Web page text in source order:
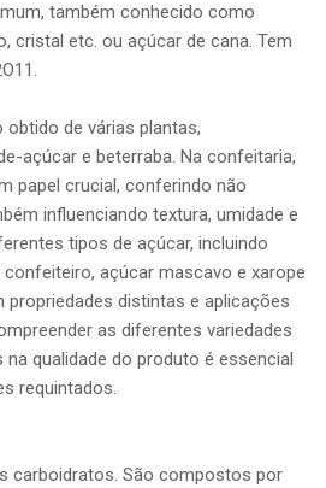
também conhecido como
cristal etc. ou açúcar de cana. Tem
de várias plantas,
açúcar e beterraba. Na confeitaria,
papel crucial, conferindo não
influenciando textura, umidade e
tipos de açúcar, incluindo
açúcar mascavo e xarope
propriedades distintas e aplicações
as diferentes variedades
qualidade do produto é essencial
requintados.
carboidratos. São compostos por